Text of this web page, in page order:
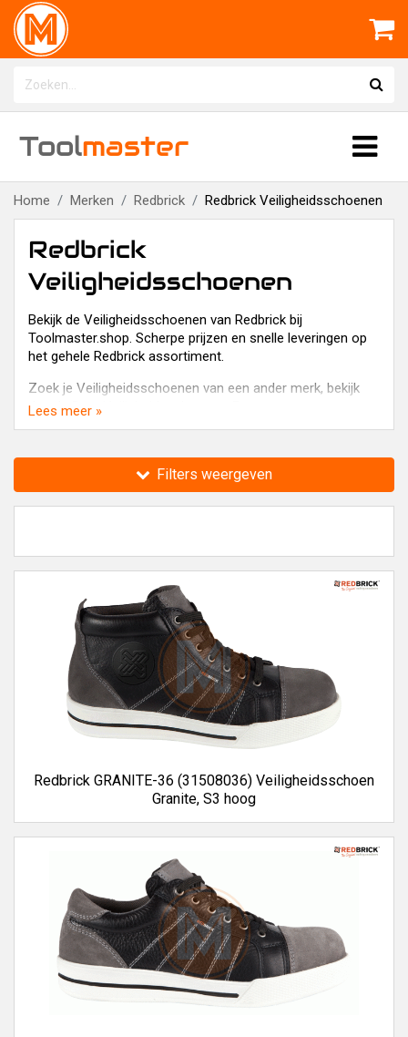
Toolmaster
Home Merken Redbrick Redbrick Veiligheidsschoenen
Redbrick
Veiligheidsschoenen
Bekijk de Veiligheidsschoenen van Redbrick bij
Toolmaster.shop. Scherpe prijzen en snelle leveringen op
het gehele Redbrick assortiment.
Zoek je Veiligheidsschoenen van een ander merk, bekijk
dan deBata Veiligheidsschoenen
Toolmaster.shop verkoopt al 35 jaar gereedschappen,
machines en technische producten van alle A-merken.
Lees meer »
Filters weergeven
Redbrick GRANITE-36 (31508036) Veiligheidsschoen
Granite, S3 hoog